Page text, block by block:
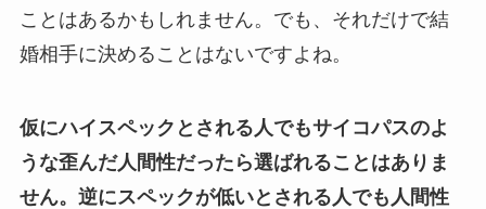
ことはあるかもしれません。でも、それだけで結
婚相手に決めることはないですよね。
仮にハイスペックとされる人でもサイコパスのよ
うな歪んだ人間性だったら選ばれることはありま
せん。逆にスペックが低いとされる人でも人間性